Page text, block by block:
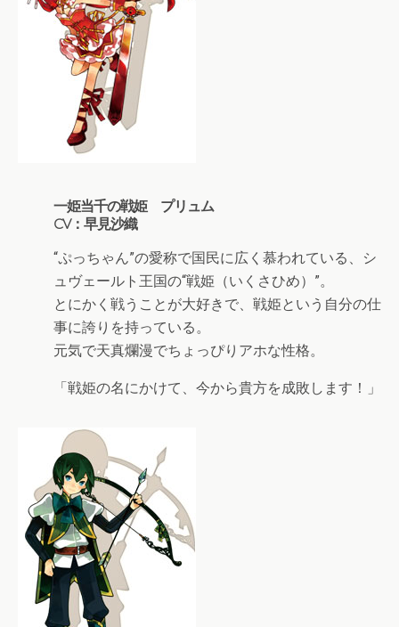
一姫当千の戦姫 プリュム
CV：早見沙織
“ぷっちゃん”の愛称で国民に広く慕われている、シ
ュヴェールト王国の“戦姫（いくさひめ）”。
とにかく戦うことが大好きで、戦姫という自分の仕
事に誇りを持っている。
元気で天真爛漫でちょっぴりアホな性格。
「戦姫の名にかけて、今から貴方を成敗します！」